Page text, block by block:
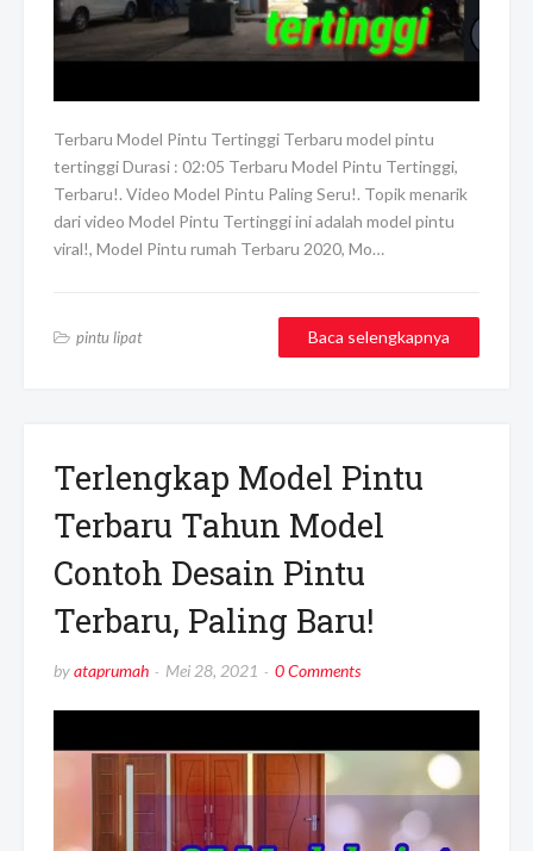
Terbaru Model Pintu Tertinggi Terbaru model pintu
tertinggi Durasi : 02:05 Terbaru Model Pintu Tertinggi,
Terbaru!. Video Model Pintu Paling Seru!. Topik menarik
dari video Model Pintu Tertinggi ini adalah model pintu
viral!, Model Pintu rumah Terbaru 2020, Mo…
pintu lipat Baca selengkapnya
Terlengkap Model Pintu
Terbaru Tahun Model
Contoh Desain Pintu
Terbaru, Paling Baru!
byataprumah Mei 28, 2021 0 Comments